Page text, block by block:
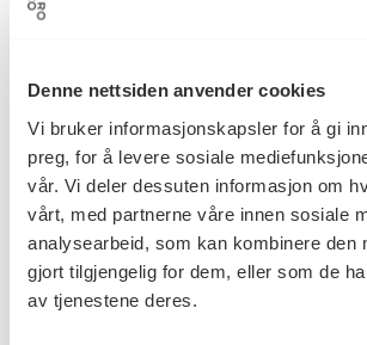
Denne nettsiden anvender cookies
Vi bruker informasjonskapsler for å gi
preg, for å levere sosiale
vår. Vi deler dessuten informasjon om
vårt, med partnerne våre innen sosiale
analysearbeid, som kan kombinere den
gjort tilgjengelig for dem, eller som de
av tjenestene deres.
Kunstkonsulent(er)
i kunstutvalget
Jeannette
Arkitektkontor LMR arkitektur AS